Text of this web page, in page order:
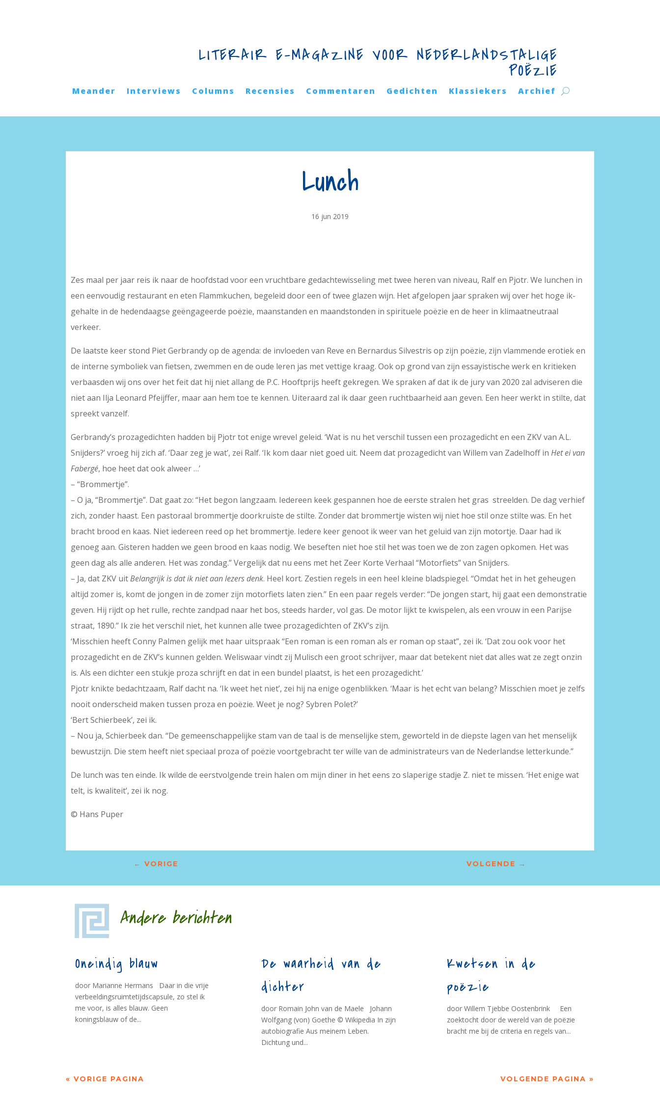
LITERAIR E-MAGAZINE VOOR NEDERLANDSTALIGE
POËZIE
Meander Interviews Columns Recensies Commentaren Gedichten Klassiekers Archief
Lunch
16 jun 2019
Zes maal per jaar reis ik naar de hoofdstad voor een vruchtbare gedachtewisseling met twee heren van niveau, Ralf en Pjotr. We lunchen in
een eenvoudig restaurant en eten Flammkuchen, begeleid door een of twee glazen wijn. Het afgelopen jaar spraken wij over het hoge ik-
gehalte in de hedendaagse geëngageerde poëzie, maanstanden en maandstonden in spirituele poëzie en de heer in klimaatneutraal
verkeer.
De laatste keer stond Piet Gerbrandy op de agenda: de invloeden van Reve en Bernardus Silvestris op zijn poëzie, zijn vlammende erotiek en
de interne symboliek van fietsen, zwemmen en de oude leren jas met vettige kraag. Ook op grond van zijn essayistische werk en kritieken
verbaasden wij ons over het feit dat hij niet allang de P.C. Hooftprijs heeft gekregen. We spraken af dat ik de jury van 2020 zal adviseren die
niet aan Ilja Leonard Pfeijffer, maar aan hem toe te kennen. Uiteraard zal ik daar geen ruchtbaarheid aan geven. Een heer werkt in stilte, dat
spreekt vanzelf.
Gerbrandy’s prozagedichten hadden bij Pjotr tot enige wrevel geleid. ‘Wat is nu het verschil tussen een prozagedicht en een ZKV van A.L.
Snijders?’ vroeg hij zich af. ‘Daar zeg je wat’, zei Ralf. ‘Ik kom daar niet goed uit. Neem dat prozagedicht van Willem van Zadelhoff inHet ei van
Fabergé, hoe heet dat ook alweer …’
– “Brommertje”.
– O ja, “Brommertje”. Dat gaat zo: “Het begon langzaam. Iedereen keek gespannen hoe de eerste stralen het gras streelden. De dag verhief
zich, zonder haast. Een pastoraal brommertje doorkruiste de stilte. Zonder dat brommertje wisten wij niet hoe stil onze stilte was. En het
bracht brood en kaas. Niet iedereen reed op het brommertje. Iedere keer genoot ik weer van het geluid van zijn motortje. Daar had ik
genoeg aan. Gisteren hadden we geen brood en kaas nodig. We beseften niet hoe stil het was toen we de zon zagen opkomen. Het was
geen dag als alle anderen. Het was zondag.” Vergelijk dat nu eens met het Zeer Korte Verhaal “Motorfiets” van Snijders.
– Ja, dat ZKV uitBelangrijk is dat ik niet aan lezers denk. Heel kort. Zestien regels in een heel kleine bladspiegel. “Omdat het in het geheugen
altijd zomer is, komt de jongen in de zomer zijn motorfiets laten zien.” En een paar regels verder: “De jongen start, hij gaat een demonstratie
geven. Hij rijdt op het rulle, rechte zandpad naar het bos, steeds harder, vol gas. De motor lijkt te kwispelen, als een vrouw in een Parijse
straat, 1890.” Ik zie het verschil niet, het kunnen alle twee prozagedichten of ZKV’s zijn.
‘Misschien heeft Conny Palmen gelijk met haar uitspraak “Een roman is een roman als er roman op staat”, zei ik. ‘Dat zou ook voor het
prozagedicht en de ZKV’s kunnen gelden. Weliswaar vindt zij Mulisch een groot schrijver, maar dat betekent niet dat alles wat ze zegt onzin
is. Als een dichter een stukje proza schrijft en dat in een bundel plaatst, is het een prozagedicht.’
Pjotr knikte bedachtzaam, Ralf dacht na. ‘Ik weet het niet’, zei hij na enige ogenblikken. ‘Maar is het echt van belang? Misschien moet je zelfs
nooit onderscheid maken tussen proza en poëzie. Weet je nog? Sybren Polet?’
‘Bert Schierbeek’, zei ik.
– Nou ja, Schierbeek dan. “De gemeenschappelijke stam van de taal is de menselijke stem, geworteld in de diepste lagen van het menselijk
bewustzijn. Die stem heeft niet speciaal proza of poëzie voortgebracht ter wille van de administrateurs van de Nederlandse letterkunde.”
De lunch was ten einde. Ik wilde de eerstvolgende trein halen om mijn diner in het eens zo slaperige stadje Z. niet te missen. ‘Het enige wat
telt, is kwaliteit’, zei ik nog.
© Hans Puper
← VORIGE VOLGENDE →
Andere berichten
Oneindig blauw
door Marianne Hermans Daar in die vrije
verbeeldingsruimtetijdscapsule, zo stel ik
me voor, is alles blauw. Geen
koningsblauw of de...
De waarheid van de
dichter
door Romain John van de Maele Johann
Wolfgang (von) Goethe © Wikipedia In zijn
autobiografie Aus meinem Leben.
Dichtung und...
Kwetsen in de
poëzie
door Willem Tjebbe Oostenbrink Een
zoektocht door de wereld van de poëzie
bracht me bij de criteria en regels van...
« VORIGE PAGINA VOLGENDE PAGINA »